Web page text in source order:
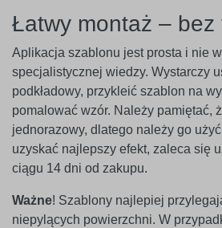
Łatwy montaż – bez
Aplikacja szablonu jest prosta i nie
specjalistycznej wiedzy. Wystarczy
podkładowy, przykleić szablon na
pomalować wzór. Należy pamiętać,
jednorazowy, dlatego należy go
uzyskać najlepszy efekt, zaleca się
ciągu 14 dni od zakupu.
Ważne! Szablony najlepiej
niepylących powierzchni. W